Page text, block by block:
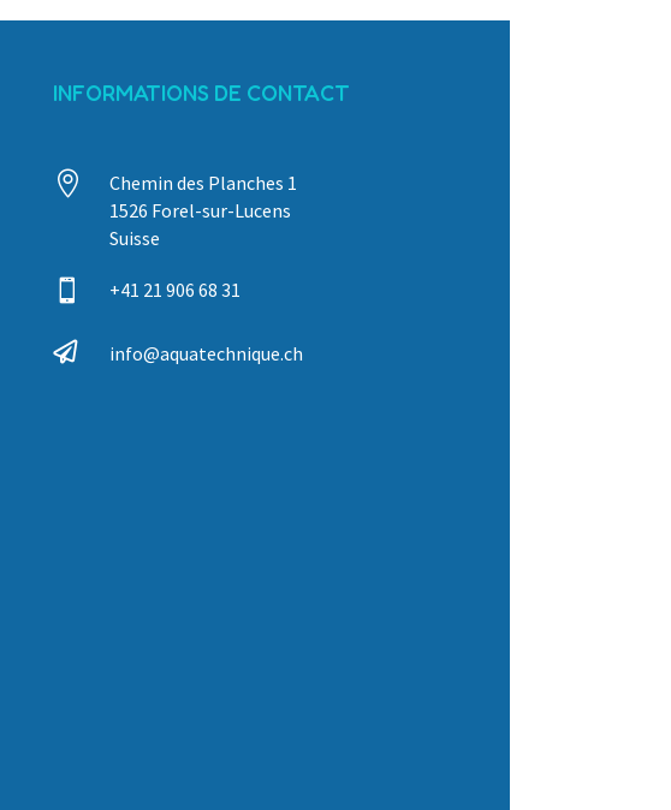
INFORMATIONS DE CONTACT

Chemin des Planches 1
1526 Forel-sur-Lucens
Suisse
 +41 21 906 68 31
 info@aquatechnique.ch